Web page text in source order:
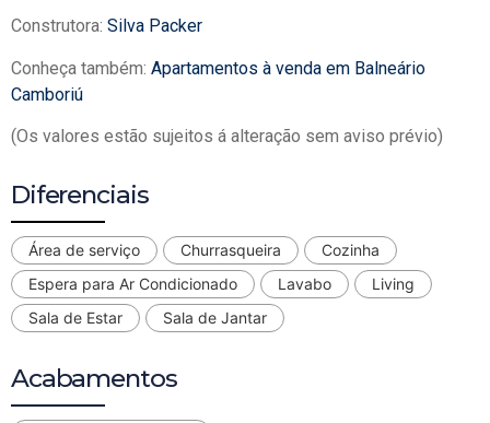
Construtora: Silva Packer
Conheça também: Apartamentos à venda em Balneário
Camboriú
(Os valores estão sujeitos á alteração sem aviso prévio)
Diferenciais
Área de serviço Churrasqueira
Cozinha
Espera para Ar Condicionado
Lavabo
Living
Sala de Estar
Sala de Jantar
Acabamentos